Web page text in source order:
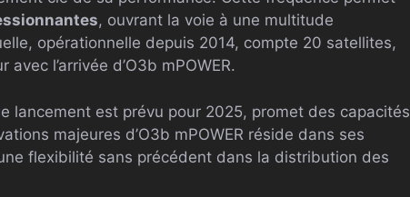
, ouvrant la voie à une multitude
opérationnelle depuis 2014, compte 20 satellites,
l’arrivée d’O3b mPOWER.
lancement est prévu pour 2025, promet des capacités
majeures d’O3b mPOWER réside dans ses
flexibilité sans précédent dans la distribution des